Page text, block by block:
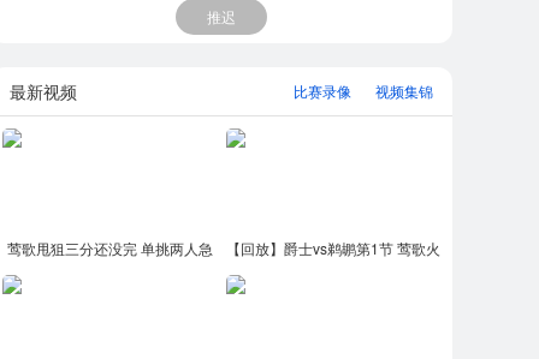
推迟
最新视频 视频集锦
比赛录像
莺歌甩狙三分还没完 单挑两人急
【回放】爵士vs鹈鹕第1节 莺歌火